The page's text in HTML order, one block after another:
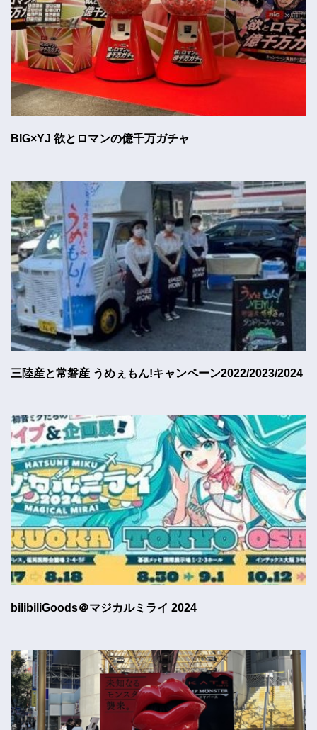
BIG×YJ 欲とロマンの億千万ガチャ
三陸産と常磐産 うめぇもん!キャンペーン2022/2023/2024
bilibiliGoods＠マジカルミライ 2024